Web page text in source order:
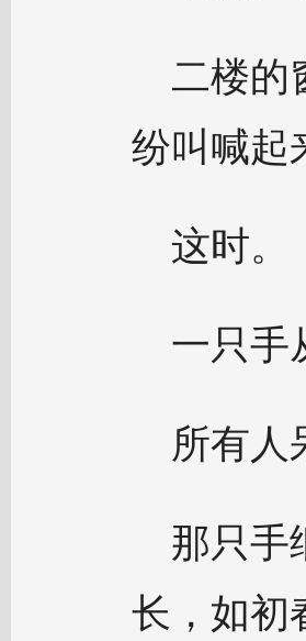
二楼的
纷叫喊起
这时。
一只手
所有人
那只手
长，如初